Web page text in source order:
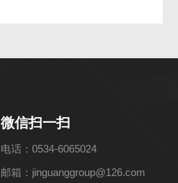
微信扫一扫
电话：0534-6065024
邮箱：jinguanggroup@126.com